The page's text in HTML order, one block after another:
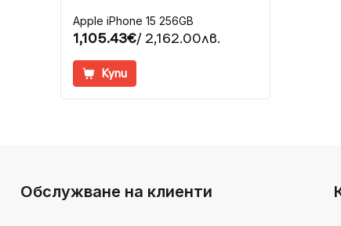
Apple iPhone 15 256GB
1,105.43€/ 2,162.00лв.
Купи
Обслужване на клиенти